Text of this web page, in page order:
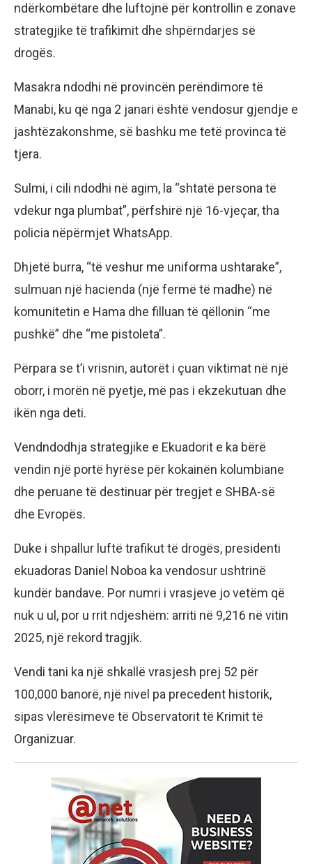
ndërkombëtare dhe luftojnë për kontrollin e zonave
strategjike të trafikimit dhe shpërndarjes së
drogës.
Masakra ndodhi në provincën perëndimore të
Manabi, ku që nga 2 janari është vendosur gjendje e
jashtëzakonshme, së bashku me tetë provinca të
tjera.
Sulmi, i cili ndodhi në agim, la “shtatë persona të
vdekur nga plumbat”, përfshirë një 16-vjeçar, tha
policia nëpërmjet WhatsApp.
Dhjetë burra, “të veshur me uniforma ushtarake”,
sulmuan një hacienda (një fermë të madhe) në
komunitetin e Hama dhe filluan të qëllonin “me
pushkë” dhe “me pistoleta”.
Përpara se t’i vrisnin, autorët i çuan viktimat në një
oborr, i morën në pyetje, më pas i ekzekutuan dhe
ikën nga deti.
Vendndodhja strategjike e Ekuadorit e ka bërë
vendin një portë hyrëse për kokainën kolumbiane
dhe peruane të destinuar për tregjet e SHBA-së
dhe Evropës.
Duke i shpallur luftë trafikut të drogës, presidenti
ekuadoras Daniel Noboa ka vendosur ushtrinë
kundër bandave. Por numri i vrasjeve jo vetëm që
nuk u ul, por u rrit ndjeshëm: arriti në 9,216 në vitin
2025, një rekord tragjik.
Vendi tani ka një shkallë vrasjesh prej 52 për
100,000 banorë, një nivel pa precedent historik,
sipas vlerësimeve të Observatorit të Krimit të
Organizuar.